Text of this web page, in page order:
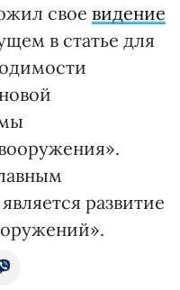
свое видение
в статье для
развитие